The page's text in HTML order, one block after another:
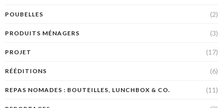
POUBELLES (2)
PRODUITS MÉNAGERS (3)
PROJET (17)
RÉÉDITIONS (6)
REPAS NOMADES : BOUTEILLES, LUNCHBOX & CO. (11)